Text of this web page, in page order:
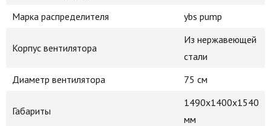
Марка распределителя
ybs pump
Корпус вентилятора
Из нержавеющей
стали
Диаметр вентилятора
75 см
Габариты
1490х1400х1540
мм